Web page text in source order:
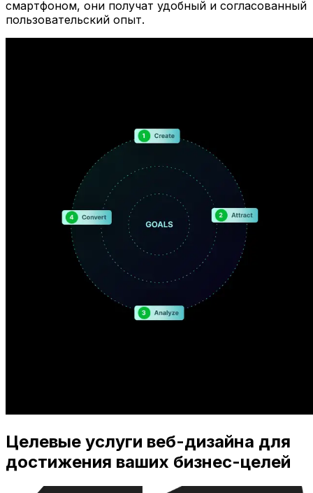
смартфоном, они получат удобный и согласованный
пользовательский опыт.
Целевые услуги веб-дизайна для
достижения ваших бизнес-целей